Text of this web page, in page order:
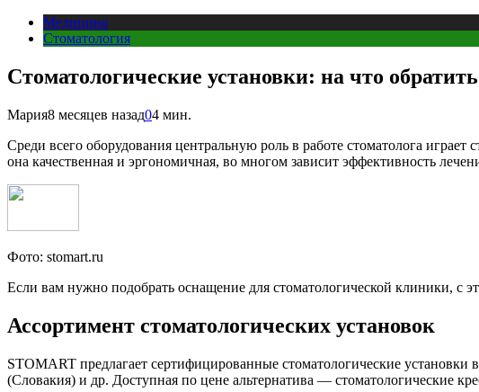
Медицина
Стоматология
Стоматологические установки: на что
Мария8 месяцев назад04 мин.
Среди всего оборудования центральную роль в работе стоматолога
она качественная и эргономичная, во многом зависит эффективность
Фото: stomart.ru
Если вам нужно подобрать оснащение для стоматологической клиники, с
Ассортимент стоматологических установок
STOMART предлагает сертифицированные стоматологические
(Словакия) и др. Доступная по цене альтернатива — стоматологические